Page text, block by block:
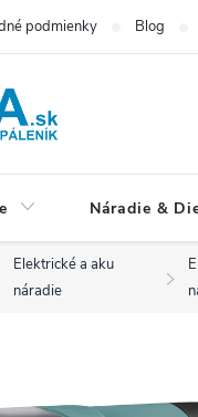
podmienky Blog
Náradie &
Elektrické a aku
náradie